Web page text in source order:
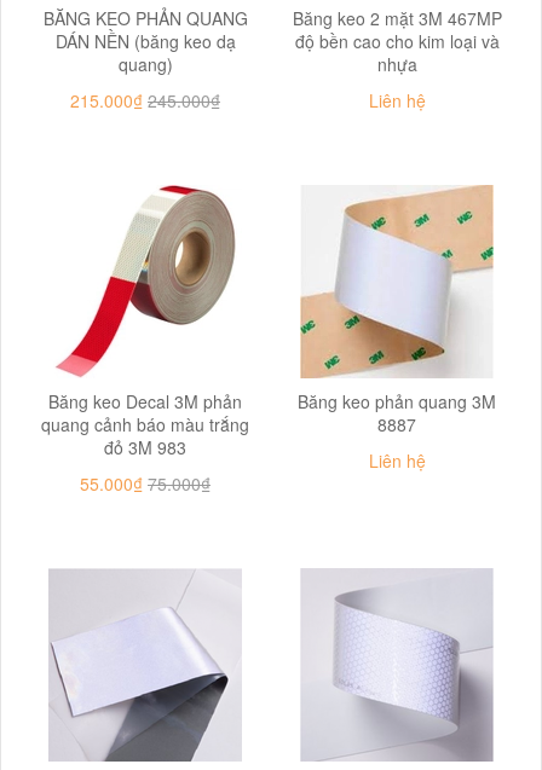
BĂNG KEO PHẢN QUANG
DÁN NỀN (băng keo dạ
quang)
215.000₫ 245.000₫
Băng keo 2 mặt 3M 467MP
độ bền cao cho kim loại và
nhựa
Liên hệ
Băng keo Decal 3M phản
quang cảnh báo màu trắng
đỏ 3M 983
55.000₫ 75.000₫
Băng keo phản quang 3M
8887
Liên hệ